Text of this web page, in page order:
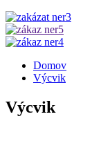
Domov
Výcvik
Výcvik